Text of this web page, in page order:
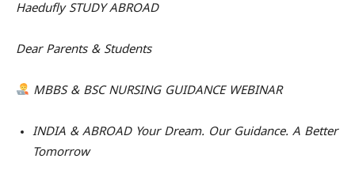
Haedufly STUDY ABROAD
Dear Parents & Students
MBBS & BSC NURSING GUIDANCE WEBINAR
INDIA & ABROAD Your Dream. Our Guidance. A Better
Tomorrow